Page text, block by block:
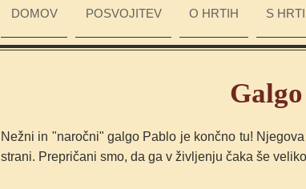
DOMOV POSVOJITEV O HRTIH S HRTI
Nežni in "naročni" galgo Pablo je končno tu!
strani. Prepričani smo, da ga v življenju čaka še